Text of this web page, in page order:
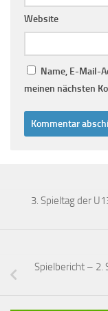
Website
Name, E-Mail-
meinen nächsten
3. Spieltag der
Spielbericht – 2.